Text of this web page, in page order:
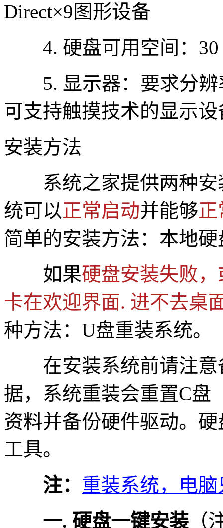
Direct×9图形设备
4. 硬盘可用空间：30
5. 显示器：要求分辨
可支持触摸技术的显示设
安装方法
系统之家提供两种
统可以正常启动并能够正
简单的安装方法：本地
如果硬盘安装失败
卡在欢迎界面. 进不去桌
种方法：U盘重装系统。
在安装系统前请注意
据，系统重装会重置C盘
资料并备份硬件驱动。
工具。
注： 重装系统，电
一. 硬盘一键安装 （